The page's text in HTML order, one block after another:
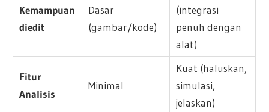
Kemampuan
diedit
Dasar
(gambar/kode)
(integrasi
penuh dengan
alat)
Fitur
Analisis
Minimal
Kuat (haluskan,
simulasi,
jelaskan)